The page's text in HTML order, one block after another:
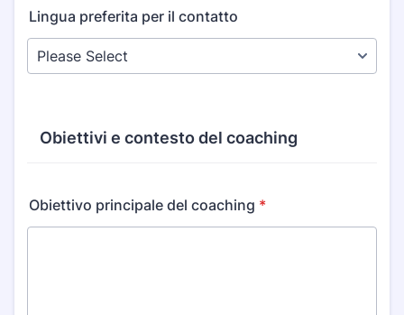
Lingua preferita per il contatto
Obiettivi e contesto del coaching
Obiettivo principale del coaching *